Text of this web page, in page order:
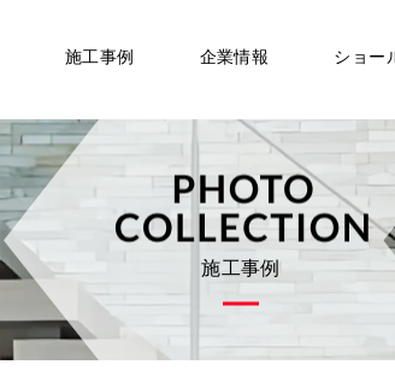
施工事例 企業情報 ショー
施工事例